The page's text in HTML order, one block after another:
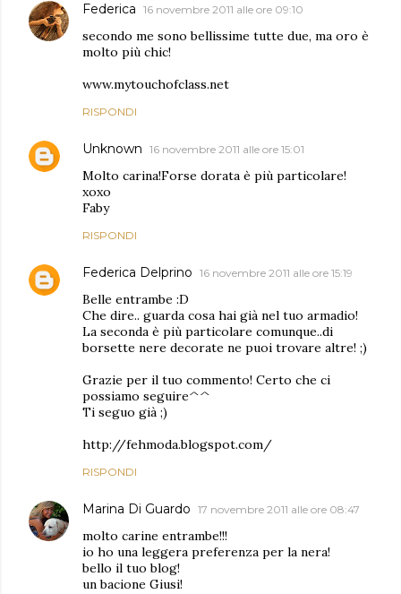
Federica 16 novembre 2011 alle ore 09:10
secondo me sono bellissime tutte due, ma oro è
molto più chic!
www.mytouchofclass.net
RISPONDI
Unknown 16 novembre 2011 alle ore 15:01
Molto carina!Forse dorata è più particolare!
xoxo
Faby
RISPONDI
Federica Delprino 16 novembre 2011 alle ore 15:19
Belle entrambe :D
Che dire.. guarda cosa hai già nel tuo armadio!
La seconda è più particolare comunque..di
borsette nere decorate ne puoi trovare altre! ;)
Grazie per il tuo commento! Certo che ci
possiamo seguire^^
Ti seguo già ;)
http://fehmoda.blogspot.com/
RISPONDI
Marina Di Guardo 17 novembre 2011 alle ore 08:47
molto carine entrambe!!!
io ho una leggera preferenza per la nera!
bello il tuo blog!
un bacione Giusi!